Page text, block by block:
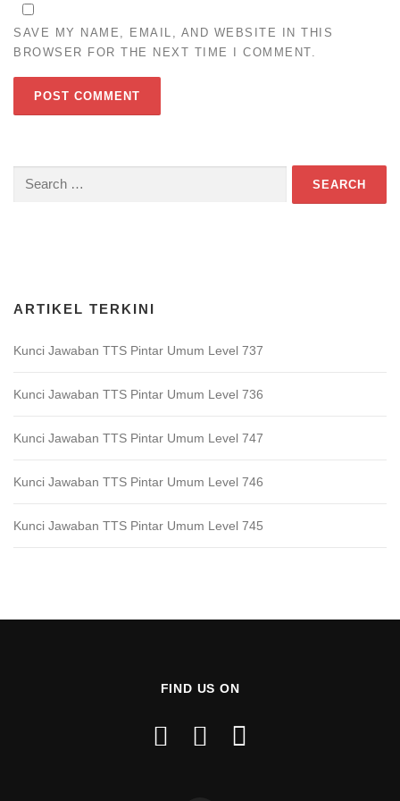
SAVE MY NAME, EMAIL, AND WEBSITE IN THIS
BROWSER FOR THE NEXT TIME I COMMENT.
Search
ARTIKEL TERKINI
Kunci Jawaban TTS Pintar Umum Level 737
Kunci Jawaban TTS Pintar Umum Level 736
Kunci Jawaban TTS Pintar Umum Level 747
Kunci Jawaban TTS Pintar Umum Level 746
Kunci Jawaban TTS Pintar Umum Level 745
FIND US ON